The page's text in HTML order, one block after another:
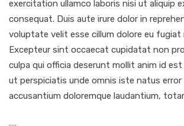
exercitation ullamco laboris nisi ut aliquip
consequat. Duis aute irure dolor in
voluptate velit esse cillum dolore eu fugiat
Excepteur sint occaecat cupidatat non
culpa qui officia deserunt mollit anim id est
ut perspiciatis unde omnis iste natus
accusantium doloremque laudantium,